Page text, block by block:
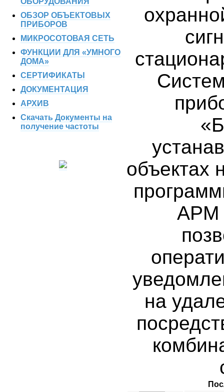
ОБЗОР ОБЪЕКТОВЫХ
ПРИБОРОВ
МИКРОСОТОВАЯ СЕТЬ
ФУНКЦИИ ДЛЯ «УМНОГО
ДОМА»
СЕРТИФИКАТЫ
ДОКУМЕНТАЦИЯ
АРХИВ
Скачать Документы на
получение частоты
объектах
АРМ
на